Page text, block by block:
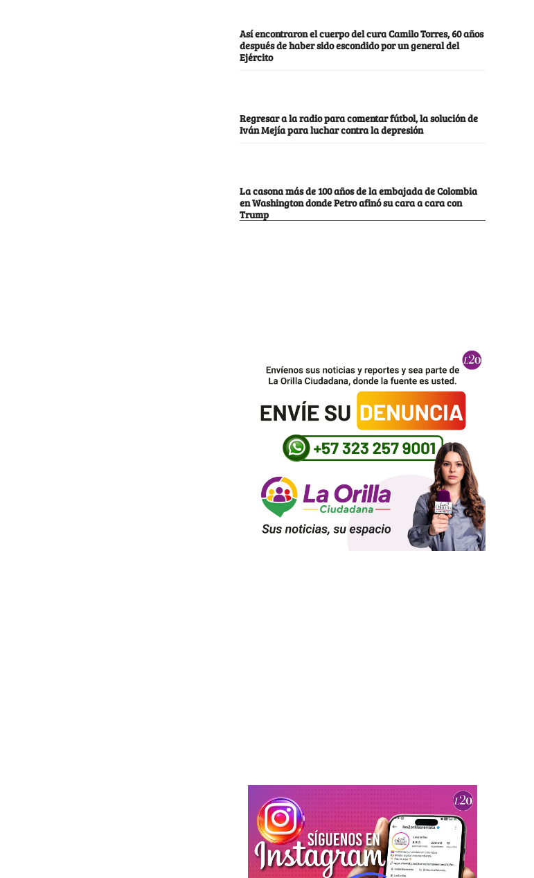
Así encontraron el cuerpo del cura Camilo Torres, 60 años
después de haber sido escondido por un general del
Ejército
Regresar a la radio para comentar fútbol, la solución de
Iván Mejía para luchar contra la depresión
La casona más de 100 años de la embajada de Colombia
en Washington donde Petro afinó su cara a cara con
Trump